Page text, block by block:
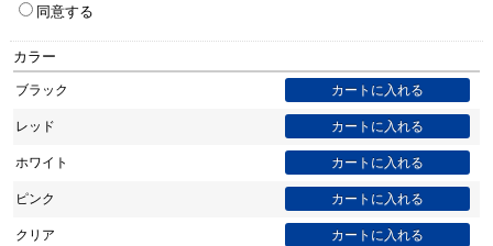
同意する
カラー
ブラック
レッド
ホワイト
ピンク
クリア